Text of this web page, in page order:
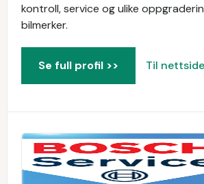
kontroll, service og ulike
bilmerker.
Se full profil >> Til